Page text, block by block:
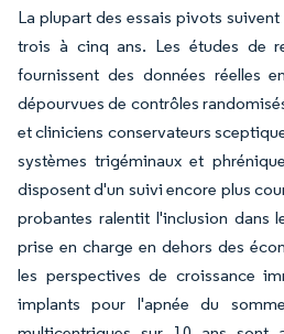
La plupart des essais pivots
trois à cinq ans. Les études de
fournissent des données réelles
dépourvues de contrôles
et cliniciens conservateurs
systèmes trigéminaux et
disposent d'un suivi encore plus
probantes ralentit l'inclusion dans
prise en charge en dehors des
les perspectives de croissance
implants pour l'apnée du